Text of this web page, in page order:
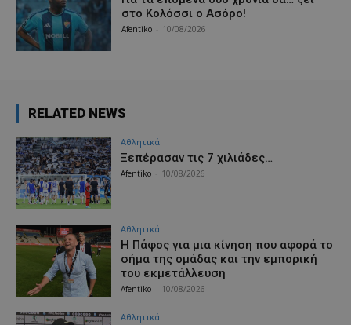
στο Κολόσσι ο Ασόρο!
Afentiko 10/08/2026
RELATED NEWS
Αθλητικά
Ξεπέρασαν τις 7 χιλιάδες…
Afentiko 10/08/2026
Αθλητικά
H Πάφος για μια κίνηση που αφορά το
σήμα της ομάδας και την εμπορική
του εκμετάλλευση
Afentiko 10/08/2026
Αθλητικά